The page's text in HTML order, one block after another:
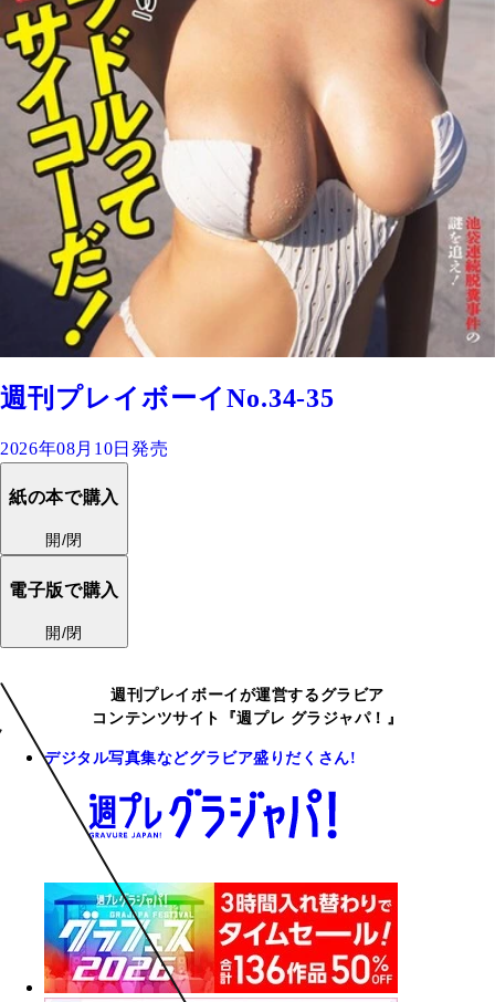
週刊プレイボーイNo.34-35
2026年08月10日発売
紙の本で購入
開/閉
電子版で購入
開/閉
週刊プレイボーイが運営するグラビア
コンテンツサイト『週プレ グラジャパ！』
デジタル写真集などグラビア盛りだくさん!